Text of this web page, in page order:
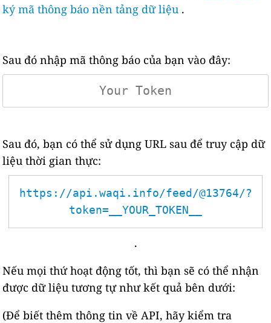
ký mã thông báo nền tảng dữ liệu .
Sau đó nhập mã thông báo của bạn vào đây:
Sau đó, bạn có thể sử dụng URL sau để truy cập dữ
liệu thời gian thực:
https://api.waqi.info/feed/@13764/?
token=__YOUR_TOKEN__
.
Nếu mọi thứ hoạt động tốt, thì bạn sẽ có thể nhận
được dữ liệu tương tự như kết quả bên dưới:
(Để biết thêm thông tin về API, hãy kiểm tra